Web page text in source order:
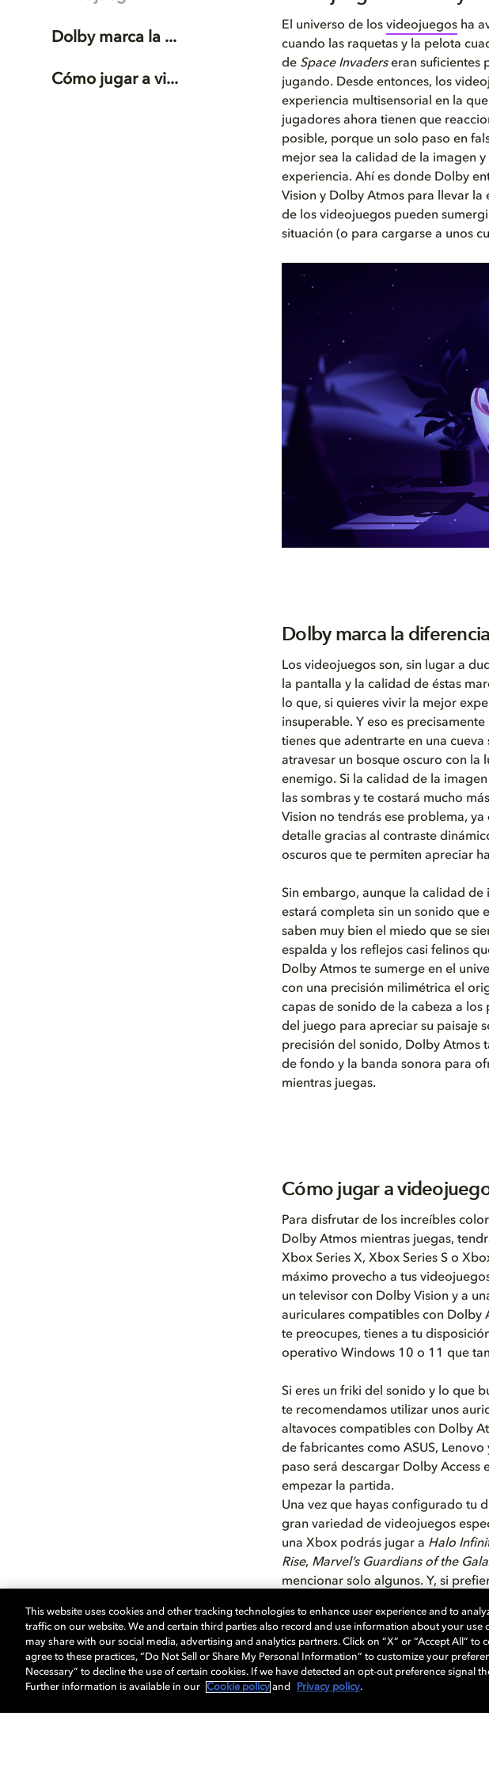
Dolby marca la ...
Cómo jugar a vi...
El universo de los videojuegos ha
cuando las raquetas y la pelota
de Space Invaderseran suficientes
jugando. Desde entonces, los
experiencia multisensorial en la
jugadores ahora tienen que
posible, porque un solo paso en
mejor sea la calidad de la imagen
experiencia. Ahí es donde Dolby
Vision y Dolby Atmos para llevar la
de los videojuegos pueden
situación (o para cargarse a unos
Dolby marca la diferencia
Los videojuegos son, sin lugar a
la pantalla y la calidad de éstas
lo que, si quieres vivir la mejor
insuperable. Y eso es
tienes que adentrarte en una
atravesar un bosque oscuro con la
enemigo. Si la calidad de la
las sombras y te costará mucho
Vision no tendrás ese problema,
detalle gracias al contraste
oscuros que te permiten apreciar
Sin embargo, aunque la calidad de
estará completa sin un sonido que
saben muy bien el miedo que se
espalda y los reflejos casi felinos
Dolby Atmos te sumerge en el
con una precisión milimétrica el
capas de sonido de la cabeza a
del juego para apreciar su paisaje
precisión del sonido, Dolby Atmos
de fondo y la banda sonora para
mientras juegas.
Cómo jugar a
Para disfrutar de los increíbles
Dolby Atmos mientras juegas,
Xbox Series X, Xbox Series S o
máximo provecho a tus
un televisor con Dolby Vision y a
auriculares compatibles con Dolby
te preocupes, tienes a tu
operativo Windows 10 o 11 que
Si eres un friki del sonido y lo que
te recomendamos utilizar unos
altavoces compatibles con Dolby
de fabricantes como ASUS,
paso será descargar Dolby Access
empezar la partida.
Una vez que hayas configurado tu
gran variedad de videojuegos
una Xbox podrás jugar a Halo
Rise, Marvel’s Guardians of the
mencionar solo algunos. Y, si
Online
y Tiny Tina’s Wonderlands
,
Así que coge el mando y
costará distinguir entre juego y
This website uses cookies and other tracking technologies to enhance user experience and to
traffic on our website. We and certain third parties also record and use information about your use
may share with our social media, advertising and analytics partners. Click on “X” or “Accept All” to
agree to these practices, “Do Not Sell or Share My Personal Information” to customize your
Necessary” to decline the use of certain cookies. If we have detected an opt-out preference signal
Further information is available in our
Cookie policy and Privacy policy.